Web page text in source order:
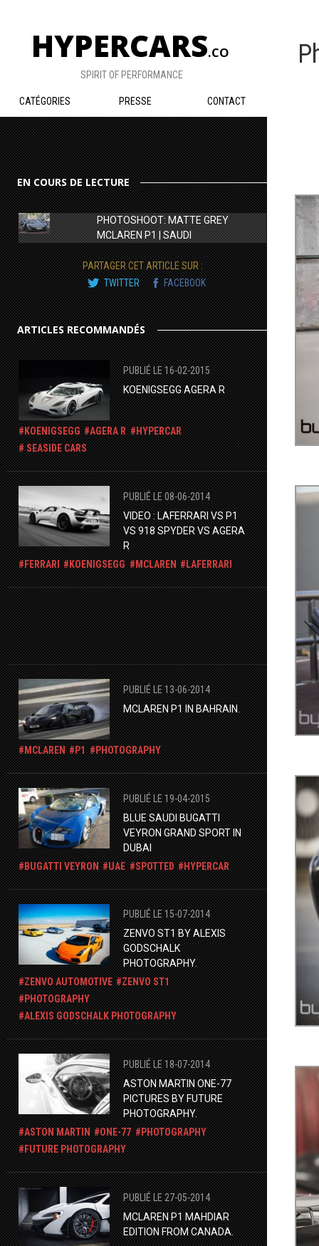
HYPERCARS.CO
SPIRIT OF PERFORMANCE
CATÉGORIES PRESSE CONTACT
EN COURS DE LECTURE
PHOTOSHOOT: MATTE GREY
MCLAREN P1 | SAUDI
PARTAGER CET ARTICLE SUR :
TWITTER
FACEBOOK
ARTICLES RECOMMANDÉS
PUBLIÉ LE 16-02-2015
KOENIGSEGG AGERA R
KOENIGSEGG AGERA R
HYPERCAR
SEASIDE CARS
PUBLIÉ LE 08-06-2014
VIDEO : LAFERRARI VS P1
VS 918 SPYDER VS AGERA
R
FERRARI
KOENIGSEGG MCLAREN LAFERRARI
PUBLIÉ LE 13-06-2014
MCLAREN P1 IN BAHRAIN.
MCLAREN P1 PHOTOGRAPHY
PUBLIÉ LE 19-04-2015
BLUE SAUDI BUGATTI
VEYRON GRAND SPORT IN
DUBAI
BUGATTI VEYRON
UAE SPOTTED HYPERCAR
PUBLIÉ LE 15-07-2014
ZENVO ST1 BY ALEXIS
GODSCHALK
PHOTOGRAPHY.
ZENVO AUTOMOTIVE
ZENVO ST1
PHOTOGRAPHY
ALEXIS GODSCHALK PHOTOGRAPHY
PUBLIÉ LE 18-07-2014
ASTON MARTIN ONE-77
PICTURES BY FUTURE
PHOTOGRAPHY.
ASTON MARTIN
ONE-77
PHOTOGRAPHY
FUTURE PHOTOGRAPHY
PUBLIÉ LE 27-05-2014
MCLAREN P1 MAHDIAR
EDITION FROM CANADA.